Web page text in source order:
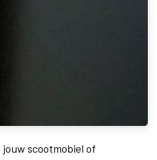
scootmobiel of